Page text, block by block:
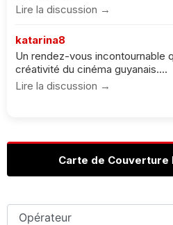
Lire la discussion →
katarina8
Un rendez-vous incontournable
créativité du cinéma guyanais....
Lire la discussion →
Carte de Couverture